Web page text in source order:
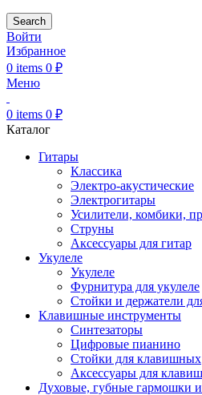
Search
Войти
Избранное
0 items 0 ₽
Меню
0 items 0 ₽
Каталог
Гитары
Классика
Электро-акустические
Электрогитары
Усилители, комбики,
Струны
Аксессуары для гитар
Укулеле
Укулеле
Фурнитура для укулеле
Стойки и держатели
Клавишные инструменты
Синтезаторы
Цифровые пианино
Стойки для клавишных
Аксессуары для
Духовые, губные гармошки